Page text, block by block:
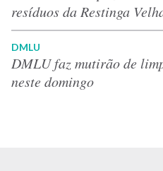
resíduos da Restinga
DMLU
DMLU faz mutirão de
neste domingo